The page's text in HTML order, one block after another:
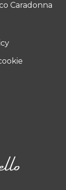
Caradonna